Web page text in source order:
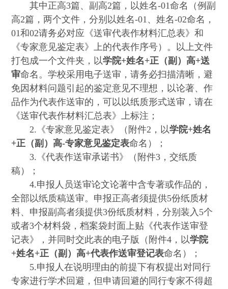
其中正高3篇、副高2篇，以姓名-01命名（例副
高2篇，两个文件，分别以姓名-01、姓名-02命名，
01和02请务必对应《送审代表作材料汇总表》和
《专家意见鉴定表》上的代表作序号）。以上文件
打包成一个文件夹，以学院+姓名+正（副）高+送
审命名。学校采用电子送审，请务必扫描清晰，避
免因材料问题引起的鉴定意见不理想，以论著、作
品作为代表作送审的，可以以纸质形式送审，请在
《送审代表作材料汇总表》上标注；
2. 《专家意见鉴定表》（附件2，以学院+姓名
+正（副）高-专家意见鉴定表命名）；
3. 《代表作送审承诺书》（附件3，交纸质
稿）；
4.申报人员送审论文论著中含专著或作品的，
全部以纸质稿送审。申报正高者须提供5份纸质材
料、申报副高者须提供3份纸质材料，分别装入5个
或者3个材料袋，档案袋封面上贴《代表作送审登
记表》，并同时交此表的电子版（附件4，以学院
+姓名+正（副）高+代表作送审登记表命名）；
5.申报人在说明理由的前提下有权提出对同行
专家进行学术回避，但申请回避的同行专家不得超